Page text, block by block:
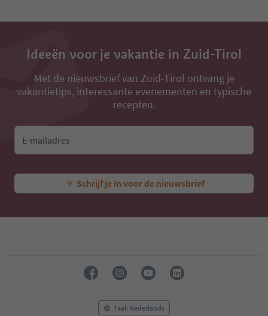
Ideeën voor je vakantie in Zuid-Tirol
Met de nieuwsbrief van Zuid-Tirol ontvang je
vakantietips, interessante evenementen en typische
recepten.
E-mailadres
Schrijf je in voor de nieuwsbrief
Taal: Nederlands